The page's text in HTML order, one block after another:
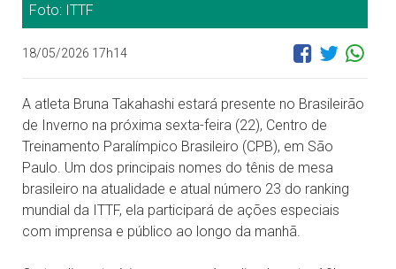
Foto: ITTF
18/05/2026 17h14
A atleta Bruna Takahashi estará presente no Brasileirão
de Inverno na próxima sexta-feira (22), Centro de
Treinamento Paralímpico Brasileiro (CPB), em São
Paulo. Um dos principais nomes do tênis de mesa
brasileiro na atualidade e atual número 23 do ranking
mundial da ITTF, ela participará de ações especiais
com imprensa e público ao longo da manhã.